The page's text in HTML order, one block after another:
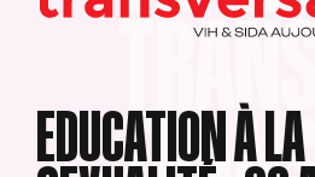
EDUCATION À LA